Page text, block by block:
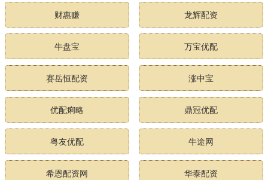
财惠赚 龙辉配资
牛盘宝 万宝优配
赛岳恒配资 涨中宝
优配痢略 鼎冠优配
粤友优配 牛途网
希恩配资网 华泰配资